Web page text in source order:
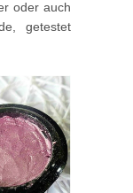
oder auch
getestet